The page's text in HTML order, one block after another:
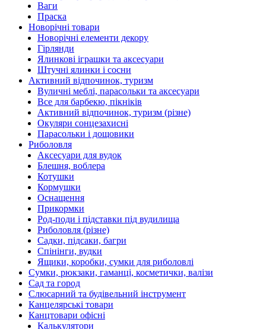
Ваги
Праска
Новорічні товари
Новорічні елементи декору
Гірлянди
Ялинкові іграшки та аксесуари
Штучні ялинки і сосни
Активний відпочинок, туризм
Вуличні меблі, парасольки та аксесуари
Все для барбекю, пікніків
Активний відпочинок, туризм (різне)
Окуляри сонцезахисні
Парасольки і дощовики
Риболовля
Аксесуари для вудок
Блешня, воблера
Котушки
Кормушки
Оснащення
Прикормки
Род-поди і підставки під вудилища
Риболовля (різне)
Садки, підсаки, багри
Спінінги, вудки
Ящики, коробки, сумки для риболовлі
Сумки, рюкзаки, гаманці, косметички, валізи
Сад та город
Слюсарний та будівельний інструмент
Канцелярські товари
Канцтовари офісні
Калькулятори